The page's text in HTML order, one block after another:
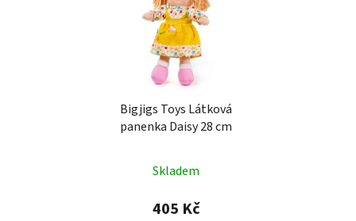
Bigjigs Toys Látková
panenka Daisy 28 cm
Skladem
405 Kč